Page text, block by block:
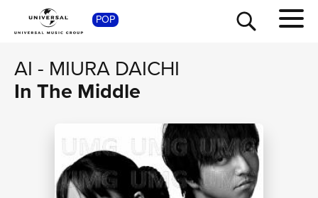
POP
AI - MIURA DAICHI
In The Middle
SHOP